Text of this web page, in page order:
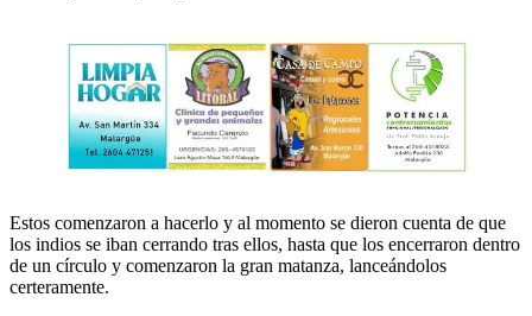
Estos comenzaron a hacerlo y al momento se dieron cuenta de que
los indios se iban cerrando tras ellos, hasta que los encerraron dentro
de un círculo y comenzaron la gran matanza, lanceándolos
certeramente.